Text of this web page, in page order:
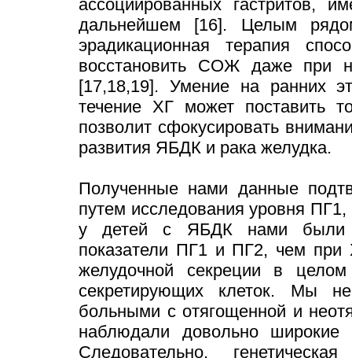
ассоциированных гастритов,
дальнейшем [16]. Целым
эрадикационная терапия
восстановить СОЖ даже при
[17,18,19]. Умение на ранних
течение ХГ может поставить
позволит сфокусировать
развития ЯБДК и рака желудка.
Полученные нами данные
путем исследования уровня
у детей с ЯБДК нами были
показатели ПГ1 и ПГ2, чем при
желудочной секреции в
секретирующих клеток. Мы
больными с отягощенной и
наблюдали довольно широкие
Следовательно,